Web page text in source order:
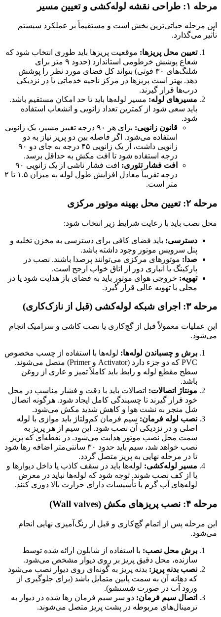
مرحله ۱: طراحی نقشه لوله‌کشی و تعیین مسیر
این مرحله حیاتی‌ترین بخش است و مستقیماً بر عملکرد سیستم
تأثیر می‌گذارد.
تعیین محل پریزها: موقعیت پریزها باید طوری انتخاب شود که
شعاع پوشش خرطومی استاندارد (حدود ۹ متر برای
شلنگ‌های ۳۰ فوتی) بتواند کل فضای مورد نظر را پوشش
دهد. بهتر است پریزها در مرکز ناحیه خدماتی یا در نزدیکی
درب‌ها قرار گیرند.
مسیرهای لوله: مسیر لوله‌ها باید تا حد امکان مستقیم باشد.
باید سعی شود از کمترین تعداد زانویی و انشعاب استفاده
شود.
قانون زانویی:
برای هر ۹۰ درجه تغییر مسیر، یک زانویی
استفاده می‌شود. اگر فاصله بین دو پریز نیاز به دو
زانویی داشت، از یک زانویی ۴۵ درجه به جای دو ۹۰
درجه استفاده شود تا افت مکش به حداقل برسد.
افت فشار تئوری:
افت فشار ناشی از یک زانویی ۹۰
درجه تقریباً معادل افزایش طول لوله به میزان ۱.۵ تا ۲
متر است.
مرحله ۲: تعیین محل بهینه موتور مرکزی
محل نصب باید با رعایت شرایط زیر انتخاب شود:
دسترسی: باید فضای کافی برای دسترسی به مخزن تخلیه و
پنل سرویس موتور وجود داشته باشد.
صدا: موتورهای مرکزی می‌توانند پرصدا باشند. نصب در
پارکینگ یا انباری دور از اتاق خواب ارجح است.
تهویه: خروجی هوای موتور باید به فضای باز هدایت شود یا در
محلی با تهویه عالی قرار گیرد.
مرحله ۳: اجرای شبکه لوله‌کشی (قبل از نازک‌کاری)
این عملیات معمولاً قبل از گچ‌کاری یا نصب کاشی و سرامیک انجام
می‌شود.
برش و چسباندن لوله‌ها: لوله‌ها با استفاده از چسب مخصوص
PVC که دو جزء دارد (Activator و Primer) متصل می‌شوند.
سطح مقطع لوله و رابط باید کاملاً تمیز و عاری از روغن
باشد.
مونتاژ اتصالات: اتصالات باید با دقت و فشار مناسب در محل
خود قرار گیرند تا چسبندگی کامل ایجاد شود. هرگونه اتصال
شل منجر به نشت هوا و کاهش شدید مکش می‌شود.
نصب لوله فرمان: سیم فرمان کم‌ولتاژ باید موازی با لوله
اصلی و در نزدیکی آن نصب شود. این سیم از هر پریز به
سمت محل نصب موتور هدایت می‌شود. در نقطه‌ای که پریز
نصب خواهد شد، سیم باید حدود ۳۰ سانتی‌متر اضافه رها شود
تا در مرحله نهایی به پریز متصل گردد.
مسیر لوله‌کشی: لوله‌ها باید در سقف کاذب یا داخل دیوارها و
یا از کف نصب شوند. توجه شود که لوله‌ها نباید در معرض
لوله‌های آب گرم یا تأسیسات دارای حرارت بالا دوری کنند.
مرحله ۴: نصب پریزهای مکش (Wall valves)
این مرحله پس از اتمام گچ‌کاری و قبل از رنگ‌آمیزی نهایی انجام
می‌شود.
برش محل نصب: با استفاده از شابلون ارائه شده توسط
سازنده، محل دقیق پریز بر روی دیوار مشخص می‌شود.
نصب بدنه پریز: بدنه پریز به گونه‌ای روی دیوار نصب می‌شود
که دهانه آن به سمت پایین متمایل باشد (برای جلوگیری از
ورود آب در صورت شستشو).
اتصال سیم فرمان: دو سر سیم فرمان رها شده در دیوار به
ترمینال‌های مربوطه در پشت پریز متصل می‌شوند.